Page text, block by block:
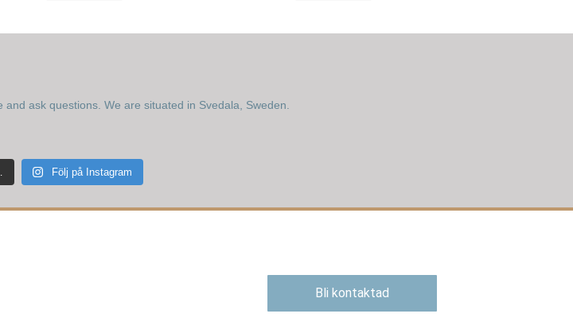
ask questions. We are situated in Svedala, Sweden.
Följ på Instagram
Bli kontaktad